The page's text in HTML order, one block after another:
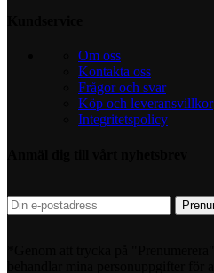
Om oss
Kontakta oss
Frågor och svar
Köp och leveransvillkor
Integritetspolicy